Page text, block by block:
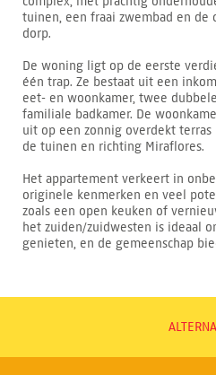
tuinen, een fraai zwembad en de
dorp.
De woning ligt op de eerste
één trap. Ze bestaat uit een
eet- en woonkamer, twee
familiale badkamer. De
uit op een zonnig overdekt
de tuinen en richting Miraflores.
Het appartement verkeert in
originele kenmerken en veel
zoals een open keuken of
het zuiden/zuidwesten is ideaal
genieten, en de gemeenschap